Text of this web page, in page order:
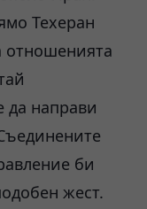
Техеран
отношенията
да направи
би
жест.